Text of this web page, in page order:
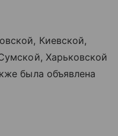
Киевской,
Харьковской
была объявлена